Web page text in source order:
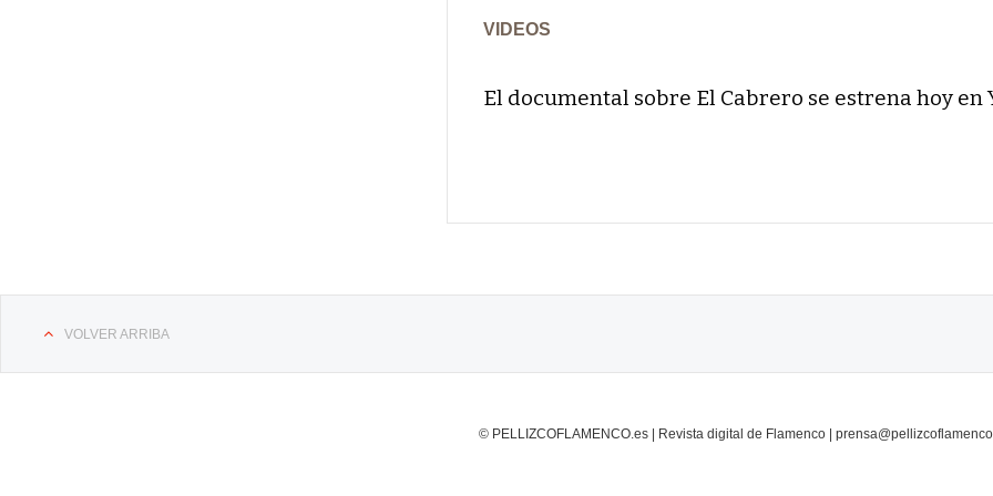
VIDEOS
El documental sobre El Cabrero se estrena hoy en
VOLVER ARRIBA
© PELLIZCOFLAMENCO.es | Revista digital de Flamenco |